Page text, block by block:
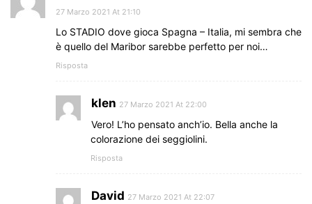
27 Marzo 2021 At 21:10
Lo STADIO dove gioca Spagna – Italia, mi sembra che
è quello del Maribor sarebbe perfetto per noi…
Risposta
klen 27 Marzo 2021 At 22:00
Vero! L’ho pensato anch’io. Bella anche la
colorazione dei seggiolini.
Risposta
David 27 Marzo 2021 At 22:07